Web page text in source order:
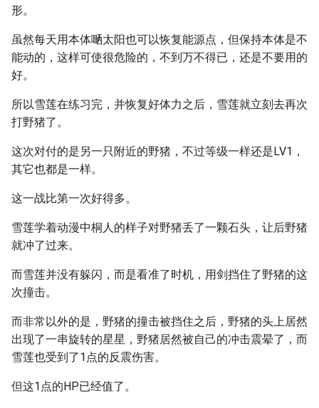
形。
虽然每天用本体嗮太阳也可以恢复能源点，但保持本体是不
能动的，这样可使很危险的，不到万不得已，还是不要用的
好。
所以雪莲在练习完，并恢复好体力之后，雪莲就立刻去再次
打野猪了。
这次对付的是另一只附近的野猪，不过等级一样还是LV1，
其它也都是一样。
这一战比第一次好得多。
雪莲学着动漫中桐人的样子对野猪丢了一颗石头，让后野猪
就冲了过来。
而雪莲并没有躲闪，而是看准了时机，用剑挡住了野猪的这
次撞击。
而非常以外的是，野猪的撞击被挡住之后，野猪的头上居然
出现了一串旋转的星星，野猪居然被自己的冲击震晕了，而
雪莲也受到了1点的反震伤害。
但这1点的HP已经值了。